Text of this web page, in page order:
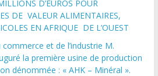
D’EUROS POUR
DE VALEUR ALIMENTAIRES,
EN AFRIQUE DE L’OUEST
et de l’industrie M.
la première usine de production
dénommée : « AHK – Minéral ».